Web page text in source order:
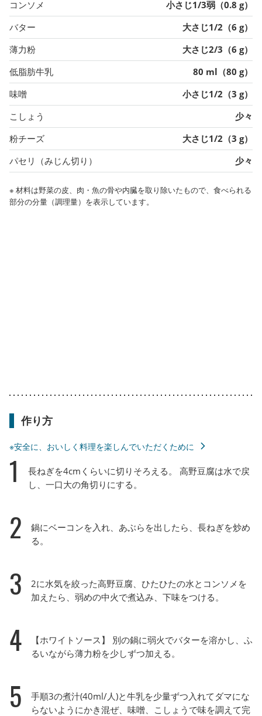
コンソメ
小さじ1/3弱（0.8 g）
バター
大さじ1/2（6 g）
薄力粉
大さじ2/3（6 g）
低脂肪牛乳
80 ml（80 g）
味噌
小さじ1/2（3 g）
こしょう
少々
粉チーズ
大さじ1/2（3 g）
パセリ（みじん切り）
少々
※ 材料は野菜の皮、肉・魚の骨や内臓を取り除いたもので、食べられる
部分の分量（調理量）を表示しています。
作り方
※安全に、おいしく料理を楽しんでいただくために
1
長ねぎを4cmくらいに切りそろえる。 高野豆腐は水で戻
し、一口大の角切りにする。
2
鍋にベーコンを入れ、あぶらを出したら、長ねぎを炒め
る。
3
2に水気を絞った高野豆腐、ひたひたの水とコンソメを
加えたら、弱めの中火で煮込み、下味をつける。
4
【ホワイトソース】 別の鍋に弱火でバターを溶かし、ふ
るいながら薄力粉を少しずつ加える。
5
手順3の煮汁(40ml/人)と牛乳を少量ずつ入れてダマにな
らないようにかき混ぜ、味噌、こしょうで味を調えて完